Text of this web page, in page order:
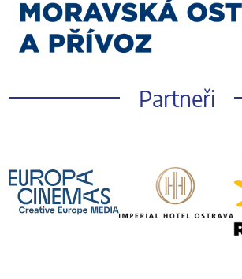
Partneři